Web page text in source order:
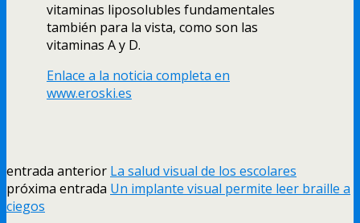
vitaminas liposolubles fundamentales
también para la vista, como son las
vitaminas A y D.
Enlace a la noticia completa en
www.eroski.es
entrada anterior La salud visual de los escolares
próxima entrada Un implante visual permite leer braille a
ciegos